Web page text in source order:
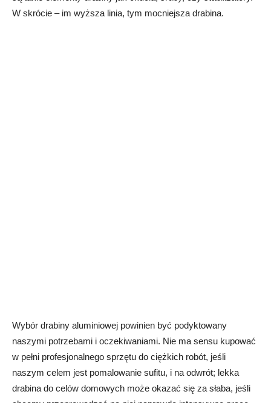
W skrócie – im wyższa linia, tym mocniejsza drabina.
Wybór drabiny aluminiowej powinien być podyktowany
naszymi potrzebami i oczekiwaniami. Nie ma sensu kupować
w pełni profesjonalnego sprzętu do ciężkich robót, jeśli
naszym celem jest pomalowanie sufitu, i na odwrót; lekka
drabina do celów domowych może okazać się za słaba, jeśli